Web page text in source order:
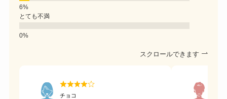
とても不満
スクロールできます
チョコ